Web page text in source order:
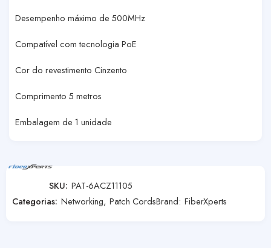
Desempenho máximo de 500MHz
Compatível com tecnologia PoE
Cor do revestimento Cinzento
Comprimento 5 metros
Embalagem de 1 unidade
SKU: PAT-6ACZ11105
Categorias: Networking, Patch CordsBrand: FiberXperts